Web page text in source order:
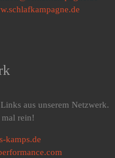
aus unserem Netzwerk.
mal rein!
kamps.de